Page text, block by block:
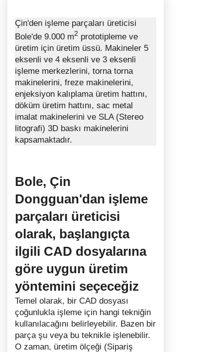
Çin'den işleme parçaları üreticisi
Bole'de 9.000 m2 prototipleme ve
üretim için üretim üssü. Makineler 5
eksenli ve 4 eksenli ve 3 eksenli
işleme merkezlerini, torna torna
makinelerini, freze makinelerini,
enjeksiyon kalıplama üretim hattını,
döküm üretim hattını, sac metal
imalat makinelerini ve SLA (Stereo
litografi) 3D baskı makinelerini
kapsamaktadır.
Bole, Çin
Dongguan'dan işleme
parçaları üreticisi
olarak, başlangıçta
ilgili CAD dosyalarına
göre uygun üretim
yöntemini seçeceğiz
Temel olarak, bir CAD dosyası
çoğunlukla işleme için hangi tekniğin
kullanılacağını belirleyebilir. Bazen bir
parça şu veya bu teknikle işlenebilir.
O zaman, üretim ölçeği (Sipariş